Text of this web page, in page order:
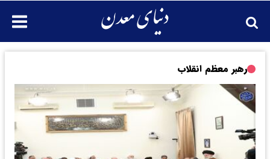
رهبر معظم انقلاب